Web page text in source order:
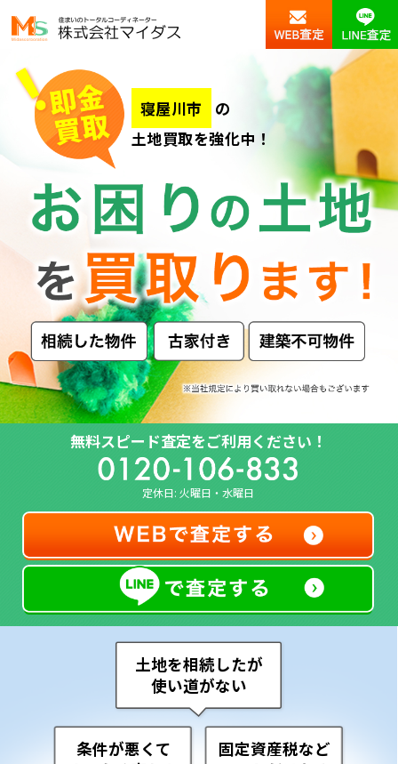
寝屋川市
の
土地買取を強化中！
無料スピード査定をご利用ください！
定休日: 火曜日・水曜日
土地を相続したが
使い道がない
条件が悪くて
固定資産税など